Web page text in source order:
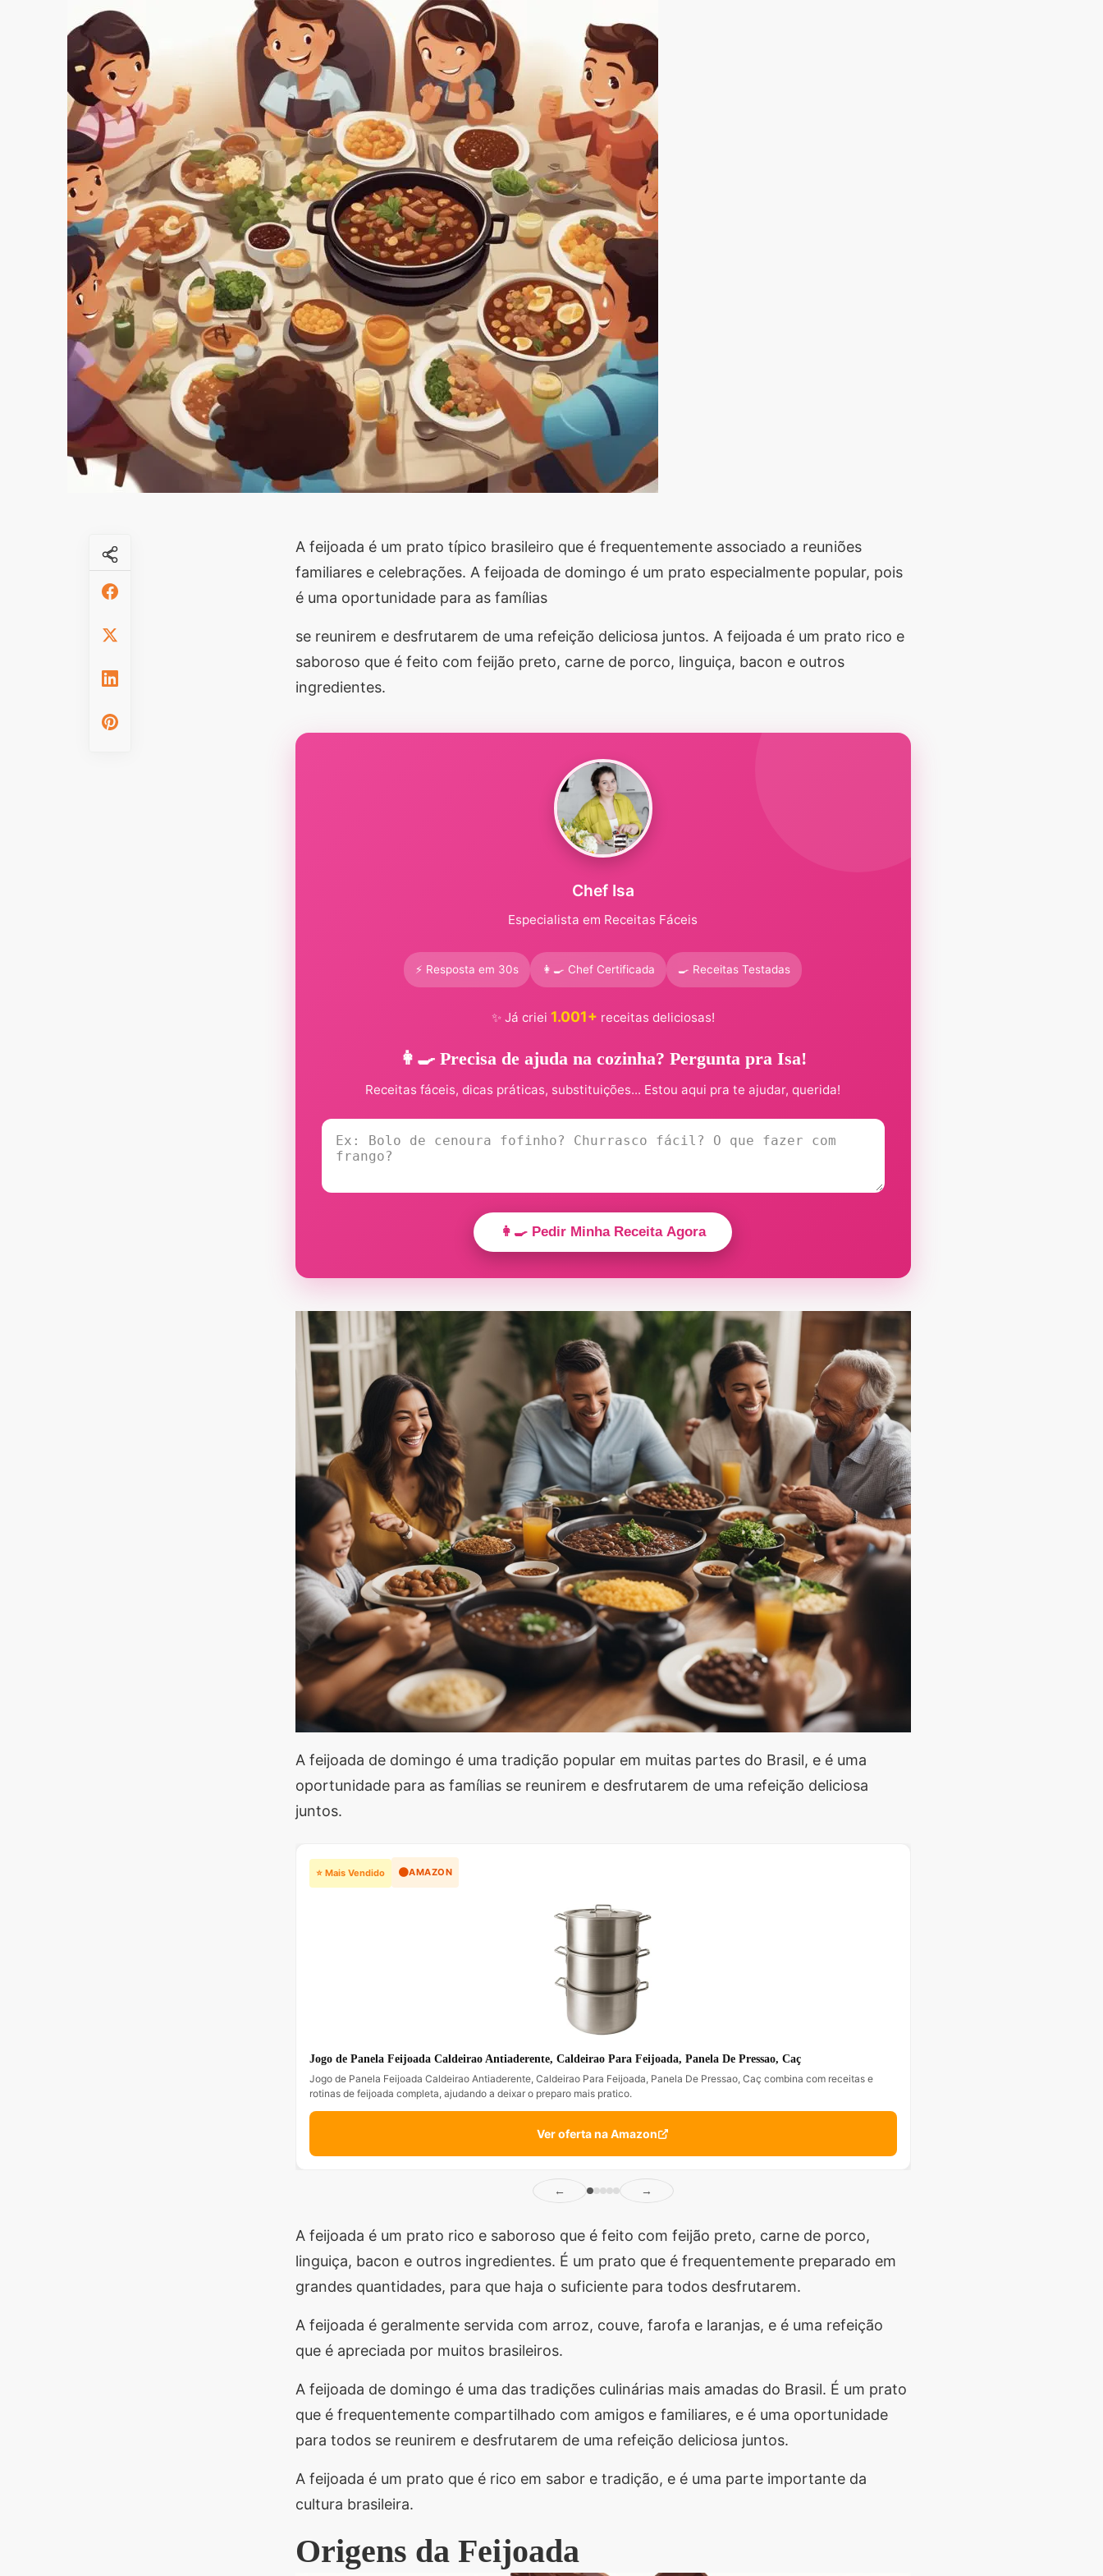
A feijoada é um prato típico brasileiro que é frequentemente associado a reuniões
familiares e celebrações. A feijoada de domingo é um prato especialmente popular, pois
é uma oportunidade para as famílias
se reunirem e desfrutarem de uma refeição deliciosa juntos. A feijoada é um prato rico e
saboroso que é feito com feijão preto, carne de porco, linguiça, bacon e outros
ingredientes.
Chef Isa
Especialista em Receitas Fáceis
⚡ Resposta em 30s 👩‍🍳 Chef Certificada 🍳 Receitas Testadas
✨ Já criei 1.001+ receitas deliciosas!
👩‍🍳 Precisa de ajuda na cozinha? Pergunta pra Isa!
Receitas fáceis, dicas práticas, substituições... Estou aqui pra te ajudar, querida!
👩‍🍳 Pedir Minha Receita Agora
A feijoada de domingo é uma tradição popular em muitas partes do Brasil, e é uma
oportunidade para as famílias se reunirem e desfrutarem de uma refeição deliciosa
juntos.
⭐ Mais Vendido 🟠AMAZON
Jogo de Panela Feijoada Caldeirao Antiaderente, Caldeirao Para Feijoada, Panela De Pressao, Caç
Jogo de Panela Feijoada Caldeirao Antiaderente, Caldeirao Para Feijoada, Panela De Pressao, Caç combina com receitas e
rotinas de feijoada completa, ajudando a deixar o preparo mais pratico.
Ver oferta na Amazon
← →
A feijoada é um prato rico e saboroso que é feito com feijão preto, carne de porco,
linguiça, bacon e outros ingredientes. É um prato que é frequentemente preparado em
grandes quantidades, para que haja o suficiente para todos desfrutarem.
A feijoada é geralmente servida com arroz, couve, farofa e laranjas, e é uma refeição
que é apreciada por muitos brasileiros.
A feijoada de domingo é uma das tradições culinárias mais amadas do Brasil. É um prato
que é frequentemente compartilhado com amigos e familiares, e é uma oportunidade
para todos se reunirem e desfrutarem de uma refeição deliciosa juntos.
A feijoada é um prato que é rico em sabor e tradição, e é uma parte importante da
cultura brasileira.
Origens da Feijoada